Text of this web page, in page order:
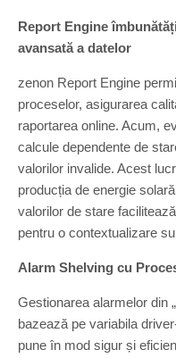
Report Engine
avansată a datelor
zenon Report Engine
proceselor, asigurarea
raportarea online. Acum,
calcule dependente de
valorilor invalide. Acest
producția de energie
valorilor de stare
pentru o contextualizare
Alarm Shelving cu
Gestionarea alarmelor din
bazează pe variabila
pune în mod sigur și